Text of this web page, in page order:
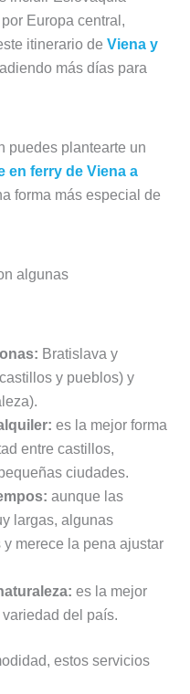
Europa central,
itinerario de Viena y
más días para
puedes plantearte un
en ferry de Viena a
forma más especial de
algunas
Bratislava y
y pueblos) y
es la mejor forma
entre castillos,
ciudades.
aunque las
largas, algunas
merece la pena ajustar
es la mejor
del país.
estos servicios